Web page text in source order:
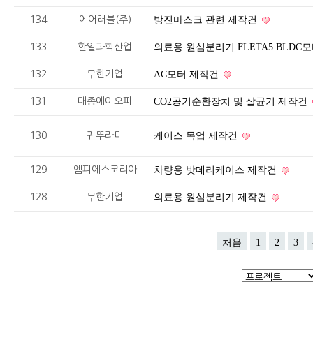
134 에어러블(주) 방진마스크 관련 제작건
133 한일과학산업 의료용 원심분리기 FLETA5 BLDC
132 무한기업 AC모터 제작건
131 대종에이오피 CO2공기순환장치 및 살균기 제작건
130 귀뚜라미 케이스 목업 제작건
129 엠피에스코리아 차량용 밧데리케이스 제작건
128 무한기업 의료용 원심분리기 제작건
처음 1 2 3